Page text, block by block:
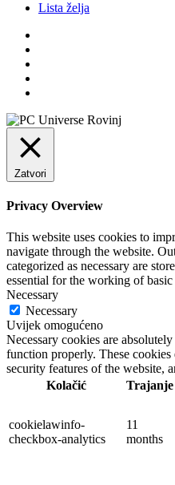
Lista želja
Zatvori
Privacy Overview
This website uses cookies to
navigate through the website.
categorized as necessary are
essential for the working of
Necessary
Necessary
Uvijek omogućeno
Necessary cookies are
function properly. These
security features of the website,
Kolačić
Trajanje
cookielawinfo-
checkbox-analytics
11
months